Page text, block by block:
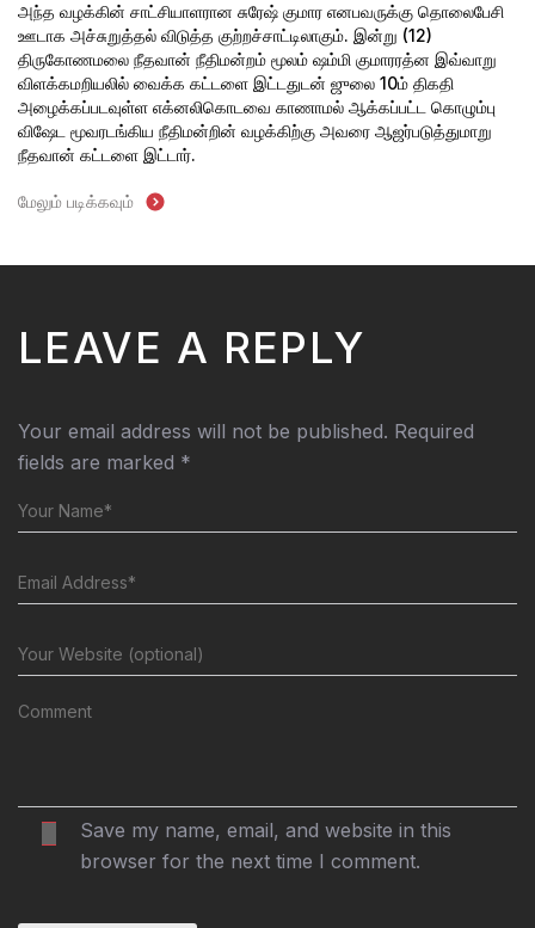
அந்த வழக்கின் சாட்சியாளரான சுரேஷ் குமார எனபவருக்கு தொலைபேசி
ஊடாக அச்சுறுத்தல் விடுத்த குற்றச்சாட்டிலாகும். இன்று (12)
திருகோணமலை நீதவான் நீதிமன்றம் மூலம் ஷம்மி குமாரரத்ன இவ்வாறு
விளக்கமறியலில் வைக்க கட்டளை இட்டதுடன் ஜுலை 10ம் திகதி
அழைக்கப்படவுள்ள எக்னலிகொடவை காணாமல் ஆக்கப்பட்ட கொழும்பு
விஷேட மூவரடங்கிய நீதிமன்றின் வழக்கிற்கு அவரை ஆஜர்படுத்துமாறு
நீதவான் கட்டளை இட்டார்.
மேலும் படிக்கவும்
LEAVE A REPLY
Your email address will not be published. Required
fields are marked *
Save my name, email, and website in this
browser for the next time I comment.